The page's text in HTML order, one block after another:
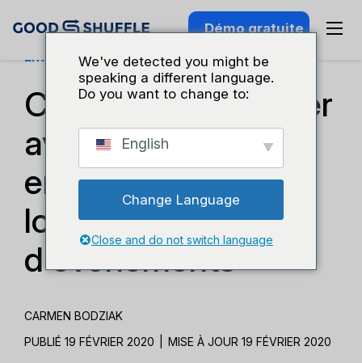
Démo gratuite
Entreprises Et Croissance
Comment s'associer
avec d'autres
entreprises de
location
d'événements
CARMEN BODZIAK
PUBLIÉ 19 FÉVRIER 2020
MISE À JOUR 19 FÉVRIER 2020
We've detected you might be
speaking a different language.
Do you want to change to:
English
Change Language
Close and do not switch language